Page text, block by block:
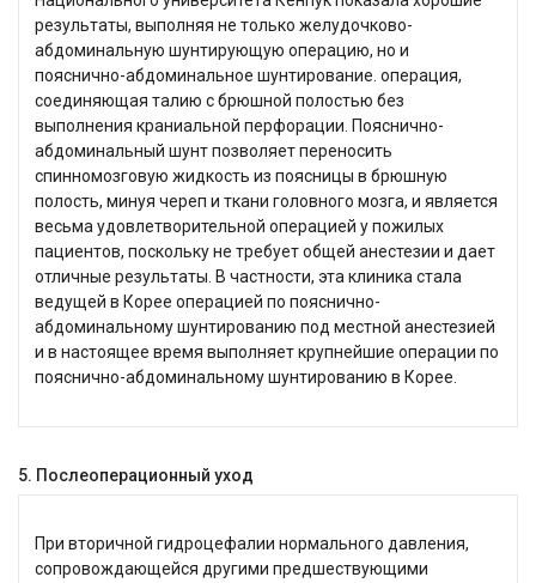
результаты, выполняя не только желудочково-
абдоминальную шунтирующую операцию, но и
пояснично-абдоминальное шунтирование. операция,
соединяющая талию с брюшной полостью без
выполнения краниальной перфорации. Пояснично-
абдоминальный шунт позволяет переносить
спинномозговую жидкость из поясницы в брюшную
полость, минуя череп и ткани головного мозга, и является
весьма удовлетворительной операцией у пожилых
пациентов, поскольку не требует общей анестезии и дает
отличные результаты. В частности, эта клиника стала
ведущей в Корее операцией по пояснично-
абдоминальному шунтированию под местной анестезией
и в настоящее время выполняет крупнейшие операции по
пояснично-абдоминальному шунтированию в Корее.
5. Послеоперационный уход
При вторичной гидроцефалии нормального давления,
сопровождающейся другими предшествующими